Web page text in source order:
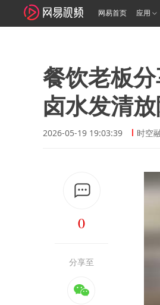
网易首页 应用
餐饮老板
卤水发清
2026-05-19 19:03:39 时空
0
分享至